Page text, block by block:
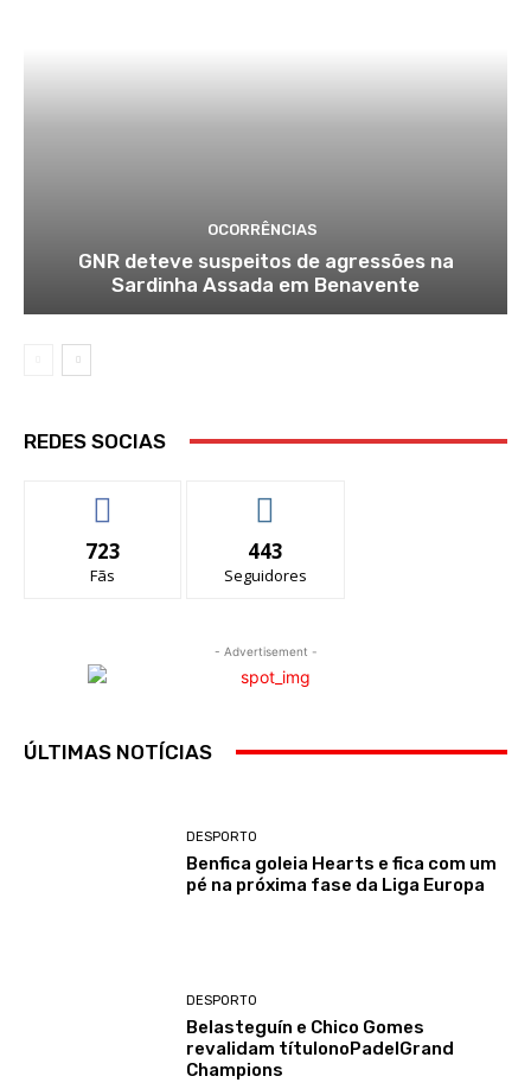
OCORRÊNCIAS
GNR deteve suspeitos de agressões na
Sardinha Assada em Benavente
REDES SOCIAS
723
Fãs
443
Seguidores
- Advertisement -
ÚLTIMAS NOTÍCIAS
DESPORTO
Benfica goleia Hearts e fica com um
pé na próxima fase da Liga Europa
DESPORTO
Belasteguín e Chico Gomes
revalidam títulonoPadelGrand
Champions